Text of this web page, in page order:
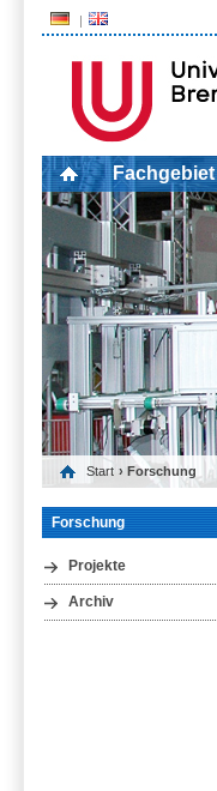
Fachgebiet
Start › Forschung
Forschung
Projekte
Archiv